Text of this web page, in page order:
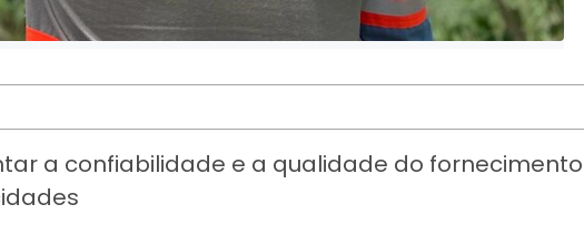
a confiabilidade e a qualidade do fornecimento